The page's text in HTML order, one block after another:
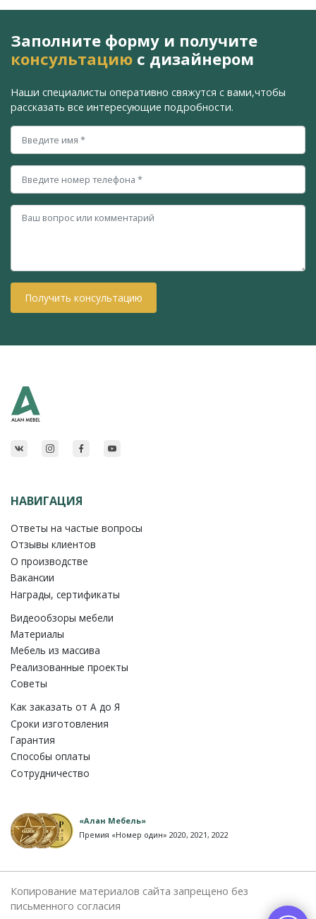
Заполните форму и получите
консультацию с дизайнером
Наши специалисты оперативно свяжутся с вами,чтобы
рассказать все интересующие подробности.
Получить консультацию
НАВИГАЦИЯ
Ответы на частые вопросы
Отзывы клиентов
О производстве
Вакансии
Награды, сертификаты
Видеообзоры мебели
Материалы
Мебель из массива
Реализованные проекты
Советы
Как заказать от A до Я
Сроки изготовления
Гарантия
Способы оплаты
Сотрудничество
«Алан Мебель»
Премия «Номер один» 2020, 2021, 2022
Копирование материалов сайта запрещено без
письменного согласия